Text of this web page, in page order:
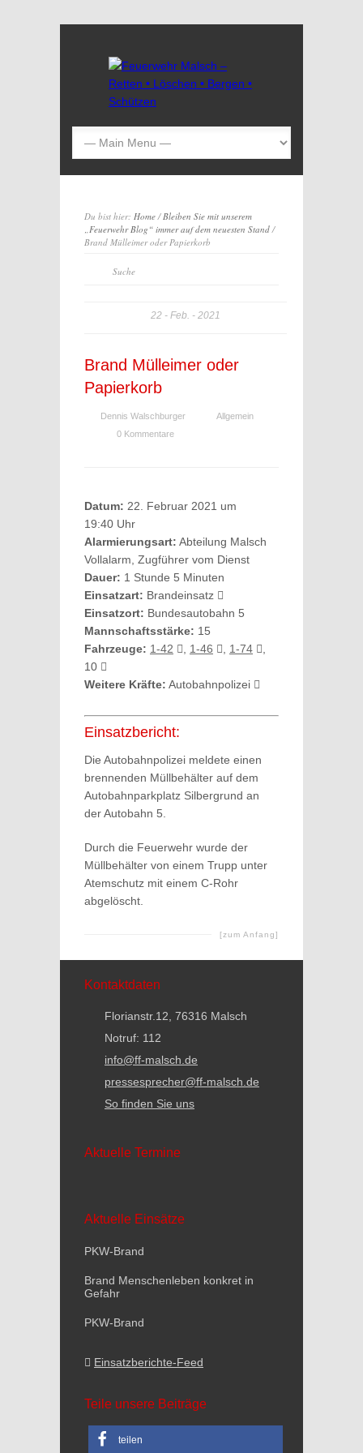
Du bist hier: Home/Bleiben Sie mit unserem
„Feuerwehr Blog“ immer auf dem neuesten Stand/
Brand Mülleimer oder Papierkorb
22 Feb. 2021
Brand Mülleimer oder
Papierkorb
Dennis Walschburger
Allgemein
0 Kommentare
Datum: 22. Februar 2021 um
19:40 Uhr
Alarmierungsart: Abteilung Malsch
Vollalarm, Zugführer vom Dienst
Dauer: 1 Stunde 5 Minuten
Einsatzart: Brandeinsatz
Einsatzort: Bundesautobahn 5
Mannschaftsstärke: 15
Fahrzeuge: 1-42 1-46 1-74
10
Weitere Kräfte: Autobahnpolizei
Einsatzbericht:
Die Autobahnpolizei meldete einen
brennenden Müllbehälter auf dem
Autobahnparkplatz Silbergrund an
der Autobahn 5.
Durch die Feuerwehr wurde der
Müllbehälter von einem Trupp unter
Atemschutz mit einem C-Rohr
abgelöscht.
[zum Anfang]
Kontaktdaten
Florianstr.12, 76316 Malsch
Notruf: 112
info@ff-malsch.de
pressesprecher@ff-malsch.de
So finden Sie uns
Aktuelle Termine
Aktuelle Einsätze
PKW-Brand
Brand Menschenleben konkret in
Gefahr
PKW-Brand
Einsatzberichte-Feed
Teile unsere Beiträge
teilen